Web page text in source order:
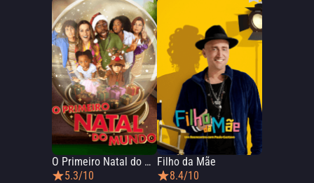
O Primeiro Natal do Mundo
5.3/10
Filho da Mãe
8.4/10